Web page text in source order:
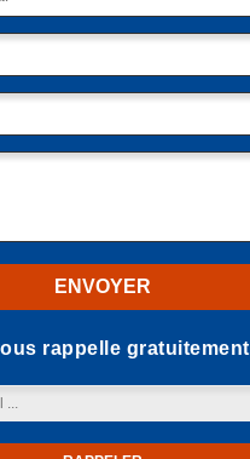
rappelle gratuitement